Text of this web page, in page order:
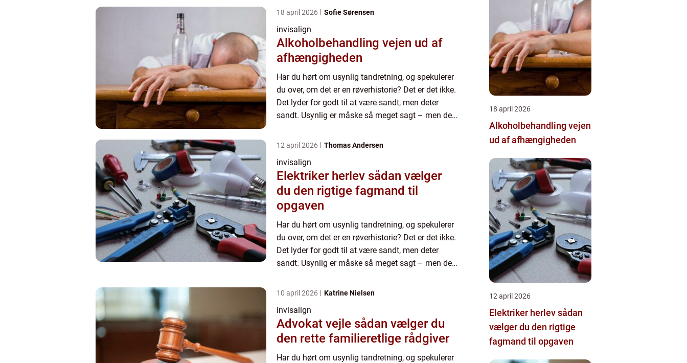
18 april 2026 Sofie Sørensen
invisalign
Alkoholbehandling vejen ud af
afhængigheden
Har du hørt om usynlig tandretning, og spekulerer
du over, om det er en røverhistorie? Det er det ikke.
Det lyder for godt til at være sandt, men deter
sandt. Usynlig er måske så meget sagt – men det
tænder,...
12 april 2026 Thomas Andersen
invisalign
Elektriker herlev sådan vælger
du den rigtige fagmand til
opgaven
Har du hørt om usynlig tandretning, og spekulerer
du over, om det er en røverhistorie? Det er det ikke.
Det lyder for godt til at være sandt, men deter
sandt. Usynlig er måske så meget sagt – men det
tænder,...
10 april 2026 Katrine Nielsen
invisalign
Advokat vejle sådan vælger du
den rette familieretlige rådgiver
Har du hørt om usynlig tandretning, og spekulerer
18 april 2026
Alkoholbehandling vejen
ud af afhængigheden
12 april 2026
Elektriker herlev sådan
vælger du den rigtige
fagmand til opgaven